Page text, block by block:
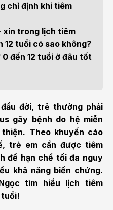
chỉ định khi tiêm
xin trong lịch tiêm
tuổi có sao không?
đến 12 tuổi ở đâu tốt
đời, trẻ thường phải
gây bệnh do hệ miễn
Theo khuyến cáo
trẻ em cần được tiêm
để hạn chế tối đa nguy
khả năng biến chứng.
tìm hiểu lịch tiêm
tuổi!